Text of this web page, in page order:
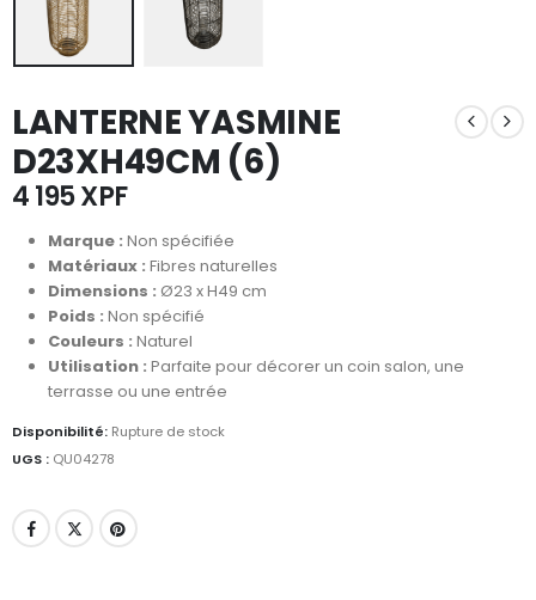
LANTERNE YASMINE
D23XH49CM (6)
4 195XPF
Marque : Non spécifiée
Matériaux : Fibres naturelles
Dimensions : Ø23 x H49 cm
Poids : Non spécifié
Couleurs : Naturel
Utilisation : Parfaite pour décorer un coin salon, une
terrasse ou une entrée
Disponibilité: Rupture de stock
UGS : QU04278